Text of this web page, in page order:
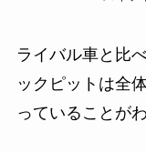
ライバル車と比
ックピットは全
っていることが